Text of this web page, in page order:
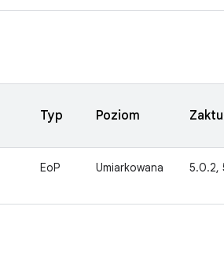
Typ Poziom
EoP Umiarkowana 5.0.2,